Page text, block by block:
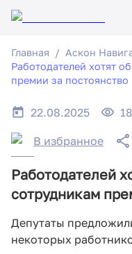
Главная Аскон
Работодателей хотят
премии за постоянство
22.08.2025
В избранное
Работодателей
сотрудникам
Депутаты
некоторых